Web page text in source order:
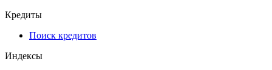
Кредиты
Поиск кредитов
Индексы